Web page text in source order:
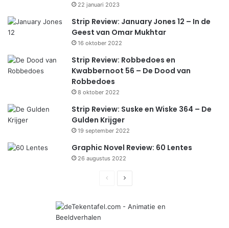
22 januari 2023
Strip Review: January Jones 12 – In de
Geest van Omar Mukhtar
16 oktober 2022
Strip Review: Robbedoes en
Kwabbernoot 56 – De Dood van
Robbedoes
8 oktober 2022
Strip Review: Suske en Wiske 364 – De
Gulden Krijger
19 september 2022
Graphic Novel Review: 60 Lentes
26 augustus 2022
PreviousNext